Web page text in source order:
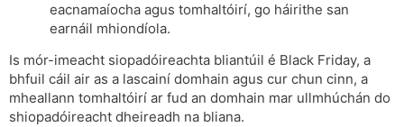
eacnamaíocha agus tomhaltóirí, go háirithe san
earnáil mhiondíola.
Is mór-imeacht siopadóireachta bliantúil é Black Friday, a
bhfuil cáil air as a lascainí domhain agus cur chun cinn, a
mheallann tomhaltóirí ar fud an domhain mar ullmhúchán do
shiopadóireacht dheireadh na bliana.